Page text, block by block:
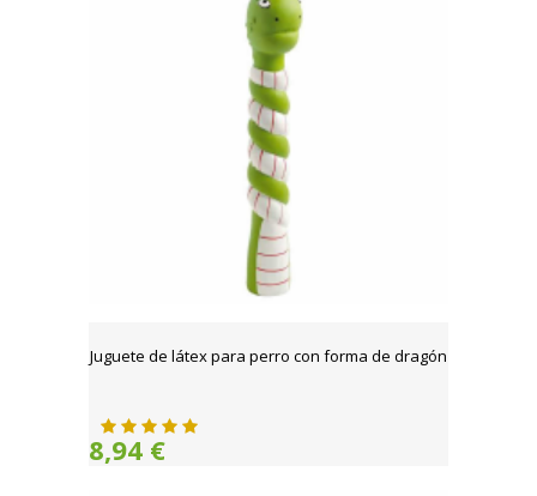
Juguete de látex para perro con forma de dragón
8,94 €